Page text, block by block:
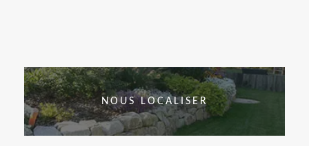
NOUS LOCALISER